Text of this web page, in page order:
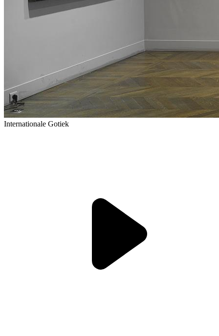
Internationale Gotiek